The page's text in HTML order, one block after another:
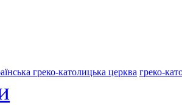
греко-католицька церква греко-